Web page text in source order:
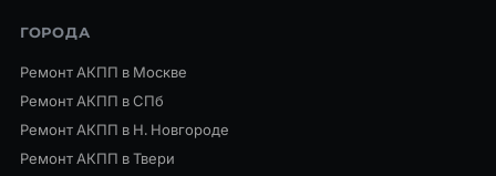
ГОРОДА
Ремонт АКПП в Москве
Ремонт АКПП в СПб
Ремонт АКПП в Н. Новгороде
Ремонт АКПП в Твери